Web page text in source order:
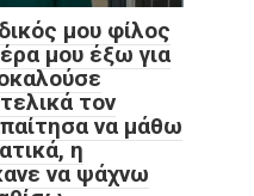
μου φίλος
μου έξω για
τον
να μάθω
η
να ψάχνω